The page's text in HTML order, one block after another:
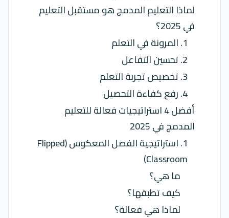
لماذا التعليم المدمج هو مستقبل التعليم
في 2025؟
1. المرونة في التعلم
2. تحسين التفاعل
3. تخصيص تجربة التعلم
4. رفع كفاءة التحصيل
أفضل 4 استراتيجيات فعالة للتعليم
المدمج في 2025
1. استراتيجية الفصل المعكوس (Flipped
Classroom)
ما هي؟
كيف تطبقها؟
لماذا هي فعالة؟